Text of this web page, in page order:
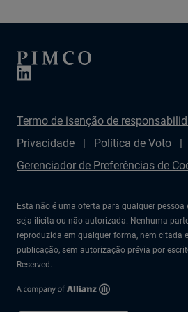
Termo de isenção de
Privacidade
Política de Voto
Gerenciador de Preferências de
Esta não é uma oferta para qualquer
seja ilícita ou não autorizada. Nenhuma
reproduzida em qualquer forma, nem citada
publicação, sem autorização prévia por
Reserved.